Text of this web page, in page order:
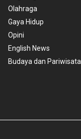
Olahraga
Gaya Hidup
Opini
English News
Budaya dan Pariwisata